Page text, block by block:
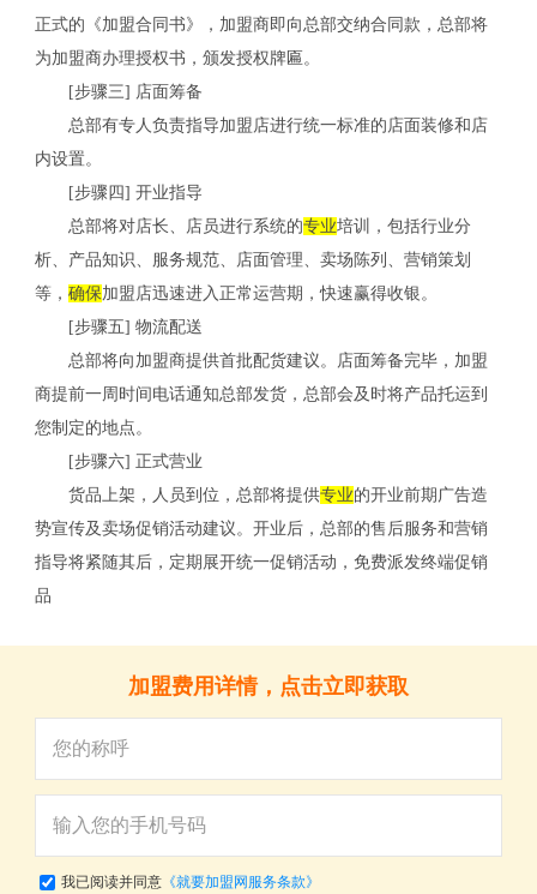
正式的《加盟合同书》，加盟商即向总部交纳合同款，总部将
为加盟商办理授权书，颁发授权牌匾。
[步骤三] 店面筹备
总部有专人负责指导加盟店进行统一标准的店面装修和店
内设置。
[步骤四] 开业指导
总部将对店长、店员进行系统的专业培训，包括行业分
析、产品知识、服务规范、店面管理、卖场陈列、营销策划
等， 确保加盟店迅速进入正常运营期，快速赢得收银。
[步骤五] 物流配送
总部将向加盟商提供首批配货建议。店面筹备完毕，加盟
商提前一周时间电话通知总部发货，总部会及时将产品托运到
您制定的地点。
[步骤六] 正式营业
货品上架，人员到位，总部将提供专业的开业前期广告造
势宣传及卖场促销活动建议。开业后，总部的售后服务和营销
指导将紧随其后，定期展开统一促销活动，免费派发终端促销
品
加盟费用详情，点击立即获取
我已阅读并同意《就要加盟网服务条款》